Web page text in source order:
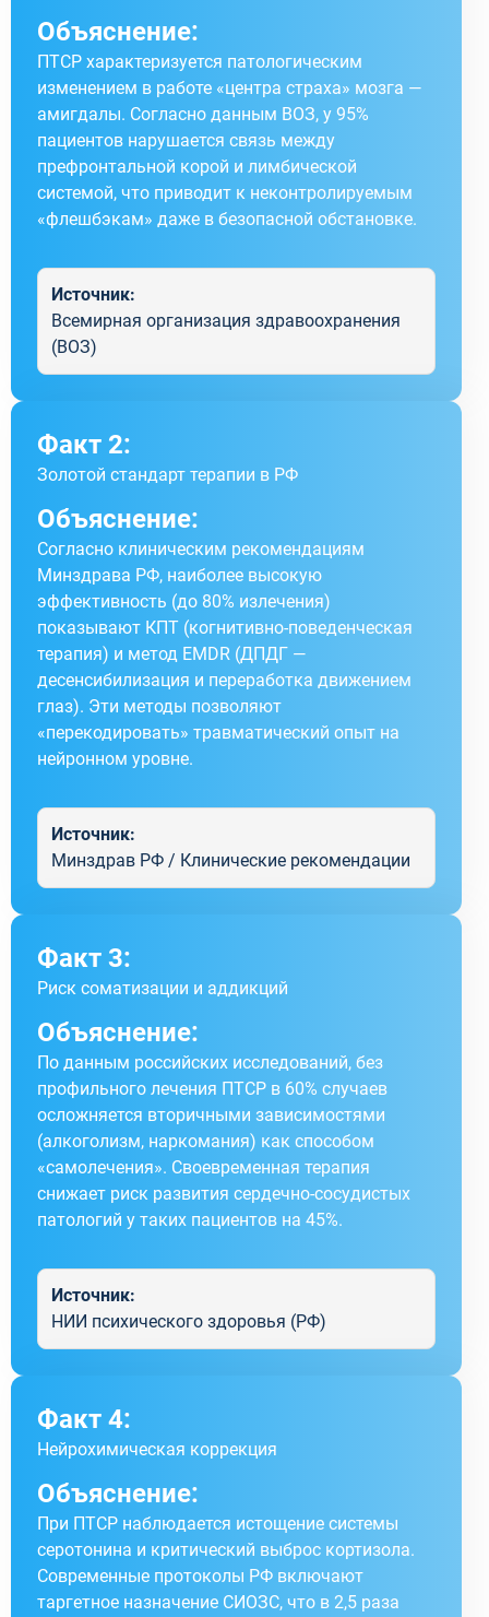
Объяснение:
ПТСР характеризуется патологическим
изменением в работе «центра страха» мозга —
амигдалы. Согласно данным ВОЗ, у 95%
пациентов нарушается связь между
префронтальной корой и лимбической
системой, что приводит к неконтролируемым
«флешбэкам» даже в безопасной обстановке.
Источник:
Всемирная организация здравоохранения
(ВОЗ)
Факт 2:
Золотой стандарт терапии в РФ
Объяснение:
Согласно клиническим рекомендациям
Минздрава РФ, наиболее высокую
эффективность (до 80% излечения)
показывают КПТ (когнитивно-поведенческая
терапия) и метод EMDR (ДПДГ —
десенсибилизация и переработка движением
глаз). Эти методы позволяют
«перекодировать» травматический опыт на
нейронном уровне.
Источник:
Минздрав РФ / Клинические рекомендации
Факт 3:
Риск соматизации и аддикций
Объяснение:
По данным российских исследований, без
профильного лечения ПТСР в 60% случаев
осложняется вторичными зависимостями
(алкоголизм, наркомания) как способом
«самолечения». Своевременная терапия
снижает риск развития сердечно-сосудистых
патологий у таких пациентов на 45%.
Источник:
НИИ психического здоровья (РФ)
Факт 4:
Нейрохимическая коррекция
Объяснение:
При ПТСР наблюдается истощение системы
серотонина и критический выброс кортизола.
Современные протоколы РФ включают
таргетное назначение СИОЗС, что в 2,5 раза